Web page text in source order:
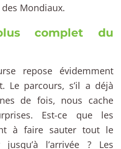
Mondiaux.
complet du
repose évidemment
Le parcours, s’il a déjà
de fois, nous cache
Est-ce que les
à faire sauter tout le
l’arrivée ? Les